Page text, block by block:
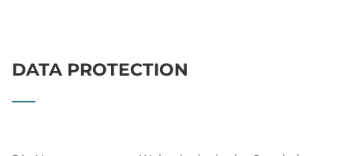
DATA PROTECTION